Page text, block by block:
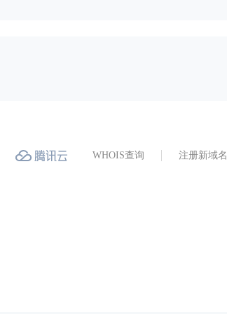
WHOIS查询 注册新域名